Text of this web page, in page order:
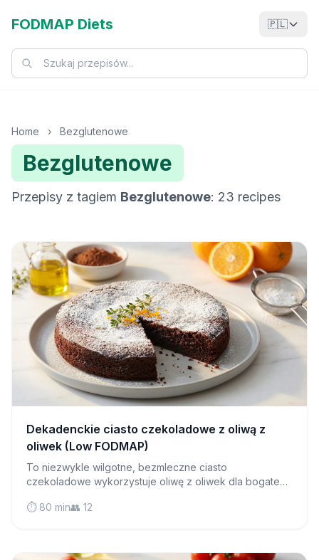
FODMAP Diets 🇵🇱
Home › Bezglutenowe
Bezglutenowe
Przepisy z tagiem Bezglutenowe: 23 recipes
Dekadenckie ciasto czekoladowe z oliwą z
oliwek (Low FODMAP)
To niezwykle wilgotne, bezmleczne ciasto
czekoladowe wykorzystuje oliwę z oliwek dla bogatego
rozpływa się na języku.
⏱️ 80 min👥 12